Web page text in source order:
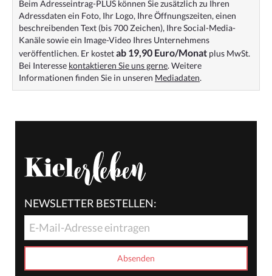
Beim Adresseintrag-PLUS können Sie zusätzlich zu Ihren
Adressdaten ein Foto, Ihr Logo, Ihre Öffnungszeiten, einen
beschreibenden Text (bis 700 Zeichen), Ihre Social-Media-
Kanäle sowie ein Image-Video Ihres Unternehmens
veröffentlichen. Er kostetab 19,90 Euro/Monat plus MwSt.
Bei Interesse kontaktieren Sie uns gerne. Weitere
Informationen finden Sie in unseren Mediadaten.
NEWSLETTER BESTELLEN: